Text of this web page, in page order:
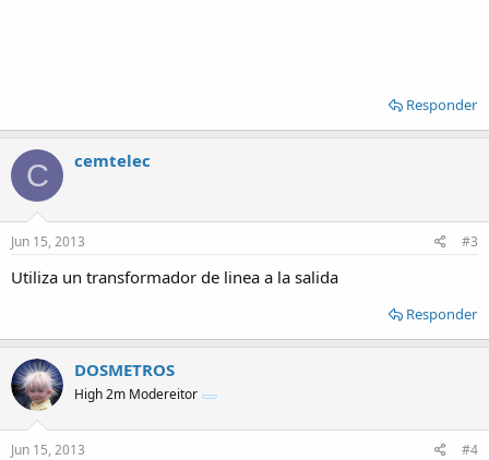
Responder
C cemtelec
Jun 15, 2013 #3
Utiliza un transformador de linea a la salida
Responder
DOSMETROS
High 2m Modereitor
Jun 15, 2013 #4